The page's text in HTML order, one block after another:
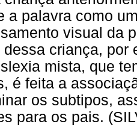
a palavra como
visual da
dessa criança, por
mista, que
é feita a
os subtipos,
para os pais.